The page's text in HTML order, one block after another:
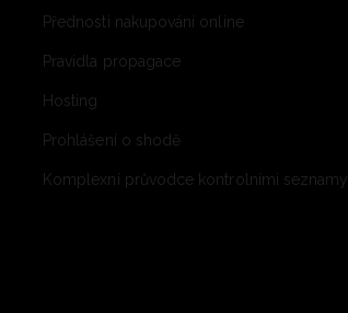
Přednosti nakupování online
Pravidla propagace
Hosting
Prohlášení o shodě
Komplexní průvodce kontrolními seznamy